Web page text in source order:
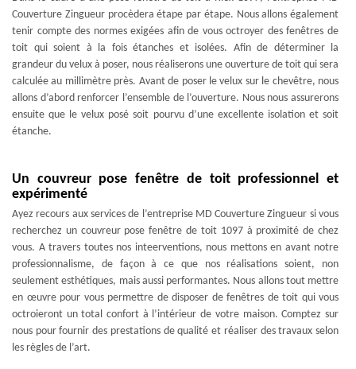
Couverture Zingueur procèdera étape par étape. Nous allons également
tenir compte des normes exigées afin de vous octroyer des fenêtres de
toit qui soient à la fois étanches et isolées. Afin de déterminer la
grandeur du velux à poser, nous réaliserons une ouverture de toit qui sera
calculée au millimètre près. Avant de poser le velux sur le chevêtre, nous
allons d’abord renforcer l’ensemble de l’ouverture. Nous nous assurerons
ensuite que le velux posé soit pourvu d’une excellente isolation et soit
étanche.
Un couvreur pose fenêtre de toit professionnel et
expérimenté
Ayez recours aux services de l’entreprise MD Couverture Zingueur si vous
recherchez un couvreur pose fenêtre de toit 1097 à proximité de chez
vous. A travers toutes nos inteerventions, nous mettons en avant notre
professionnalisme, de façon à ce que nos réalisations soient, non
seulement esthétiques, mais aussi performantes. Nous allons tout mettre
en œuvre pour vous permettre de disposer de fenêtres de toit qui vous
octroieront un total confort à l’intérieur de votre maison. Comptez sur
nous pour fournir des prestations de qualité et réaliser des travaux selon
les règles de l’art.